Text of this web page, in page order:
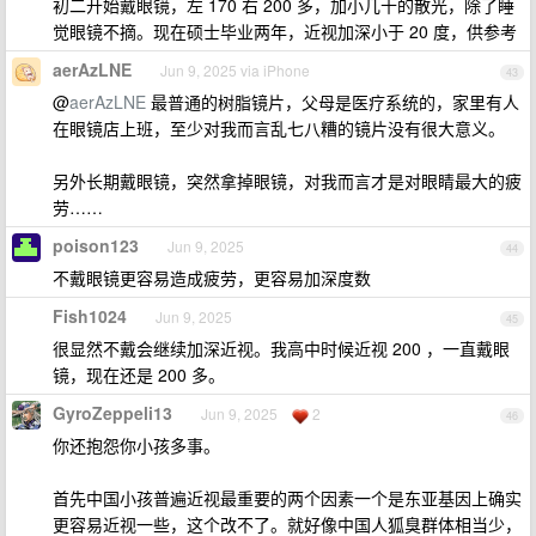
初二开始戴眼镜，左 170 右 200 多，加小几十的散光，除了睡
觉眼镜不摘。现在硕士毕业两年，近视加深小于 20 度，供参考
43
aerAzLNE Jun 9, 2025 via iPhone
@aerAzLNE 最普通的树脂镜片，父母是医疗系统的，家里有人
在眼镜店上班，至少对我而言乱七八糟的镜片没有很大意义。
另外长期戴眼镜，突然拿掉眼镜，对我而言才是对眼睛最大的疲
劳……
44
poison123 Jun 9, 2025
不戴眼镜更容易造成疲劳，更容易加深度数
45
Fish1024 Jun 9, 2025
很显然不戴会继续加深近视。我高中时候近视 200 ，一直戴眼
镜，现在还是 200 多。
46
GyroZeppeli13 Jun 9, 2025 2
你还抱怨你小孩多事。
首先中国小孩普遍近视最重要的两个因素一个是东亚基因上确实
更容易近视一些，这个改不了。就好像中国人狐臭群体相当少，